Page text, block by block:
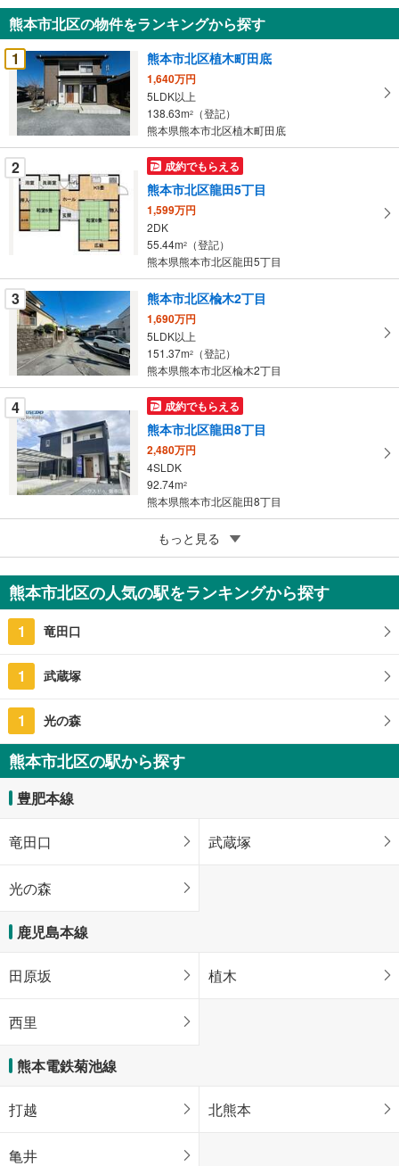
知
を
受
け
取
る
・
条
件
を
マ
イ
ジ
に
保
存
す
る
熊本市北区の物件をランキングから探す
1
熊本市北区植木町田底
1,640万円
5LDK以上
138.63m2
（登記）
熊本県熊本市北区植木町田底
2 成約でもらえる
熊本市北区龍田5丁目
1,599万円
2DK
55.44m2
（登記）
熊本県熊本市北区龍田5丁目
3 熊本市北区楡木2丁目
1,690万円
5LDK以上
151.37m2
（登記）
熊本県熊本市北区楡木2丁目
4 成約でもらえる
熊本市北区龍田8丁目
2,480万円
4SLDK
92.74m2
熊本県熊本市北区龍田8丁目
熊本市北区楠野町
1,980万円
3LDK
133.5m2 （登記）
熊本県熊本市北区楠野町
もっと見る
熊本市北区の人気の駅をランキングから探す
1 竜田口
1 武蔵塚
1 光の森
熊本市北区の駅から探す
豊肥本線
竜田口 武蔵塚
光の森
鹿児島本線
田原坂 植木
西里
熊本電鉄菊池線
打越 北熊本
亀井